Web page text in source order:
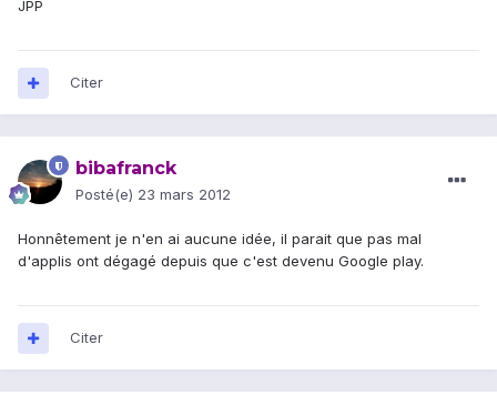
JPP
Citer
bibafranck
Posté(e) 23 mars 2012
Honnêtement je n'en ai aucune idée, il parait que pas mal
d'applis ont dégagé depuis que c'est devenu Google play.
Citer